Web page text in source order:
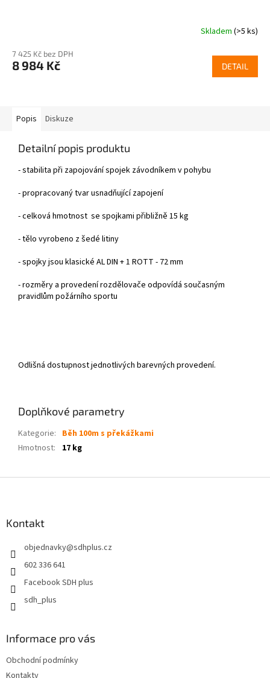
Skladem (>5 ks)
7 425 Kč bez DPH
8 984 Kč DETAIL
Popis Diskuze
Detailní popis produktu
- stabilita při zapojování spojek závodníkem v pohybu
- propracovaný tvar usnadňující zapojení
- celková hmotnost se spojkami přibližně 15 kg
- tělo vyrobeno z šedé litiny
- spojky jsou klasické AL DIN + 1 ROTT - 72 mm
- rozměry a provedení rozdělovače odpovídá současným
pravidlům požárního sportu
Odlišná dostupnost jednotlivých barevných provedení.
Doplňkové parametry
Kategorie: Běh 100m s překážkami
Hmotnost: 17 kg
Kontakt
objednavky@sdhplus.cz
602 336 641
Facebook SDH plus
sdh_plus
Informace pro vás
Obchodní podmínky